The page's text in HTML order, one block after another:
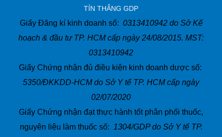
TÍN THẮNG GDP
Giấy Đăng kí kinh doanh số: 0313410942 do Sở Kế
hoạch & đầu tư TP. HCM cấp ngày 24/08/2015. MST:
0313410942
Giấy Chứng nhận đủ điều kiện kinh doanh dược số:
5350/ĐKKDD-HCM do Sở Y tế TP. HCM cấp ngày
02/07/2020
Giấy Chứng nhận đạt thực hành tốt phân phối thuốc,
nguyên liệu làm thuốc số: 1304/GDP do Sở Y tế TP.